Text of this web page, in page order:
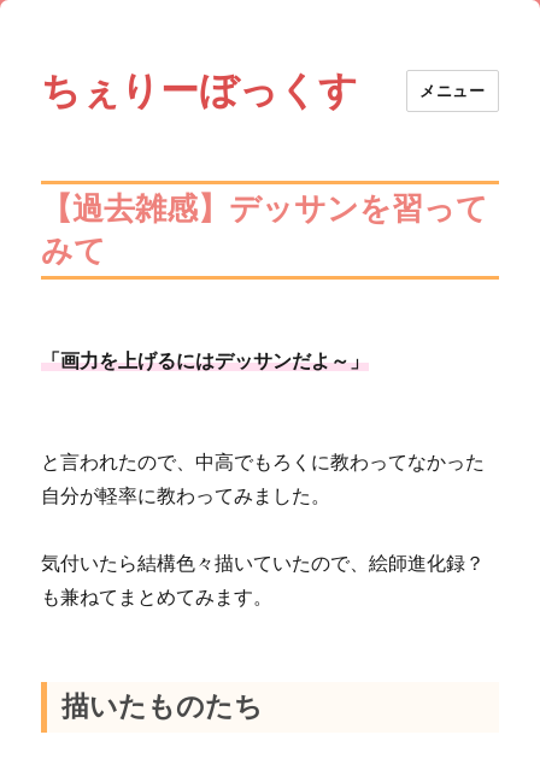
ちぇりーぼっくす メニュー
【過去雑感】デッサンを習って
みて
「画力を上げるにはデッサンだよ～」
と言われたので、中高でもろくに教わってなかった
自分が軽率に教わってみました。
気付いたら結構色々描いていたので、絵師進化録？
も兼ねてまとめてみます。
描いたものたち